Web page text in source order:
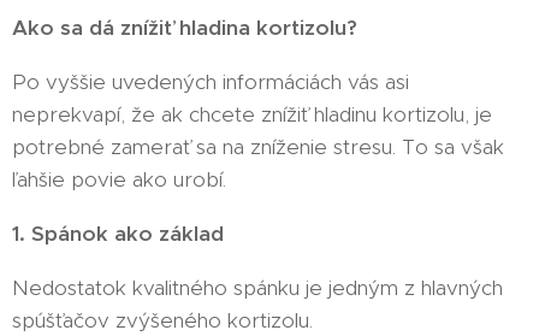
Ako sa dá znížiť hladina kortizolu?
Po vyššie uvedených informáciách vás asi
neprekvapí, že ak chcete znížiť hladinu kortizolu, je
potrebné zamerať sa na zníženie stresu. To sa však
ľahšie povie ako urobí.
1. Spánok ako základ
Nedostatok kvalitného spánku je jedným z hlavných
spúšťačov zvýšeného kortizolu.